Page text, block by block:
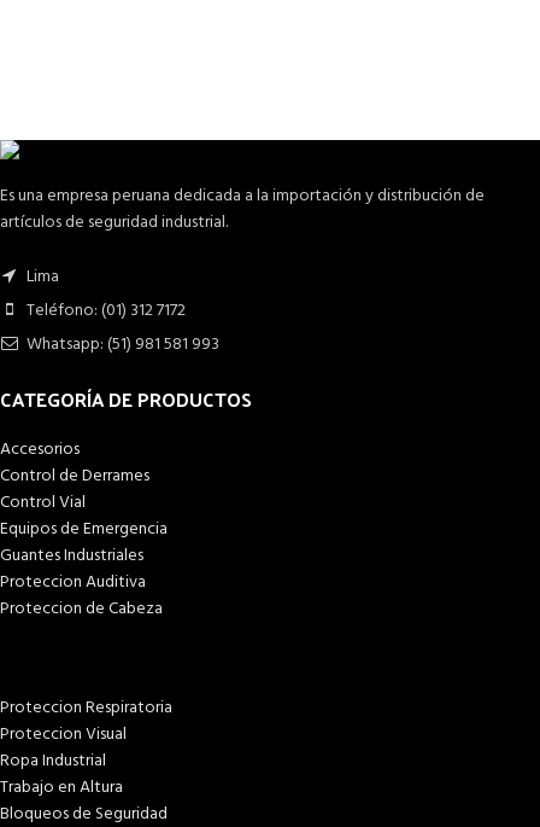
Es una empresa peruana dedicada a la importación y distribución de
artículos de seguridad industrial.
Lima
Teléfono: (01) 312 7172
Whatsapp: (51) 981 581 993
CATEGORÍA DE PRODUCTOS
Accesorios
Control de Derrames
Control Vial
Equipos de Emergencia
Guantes Industriales
Proteccion Auditiva
Proteccion de Cabeza
Proteccion Respiratoria
Proteccion Visual
Ropa Industrial
Trabajo en Altura
Bloqueos de Seguridad